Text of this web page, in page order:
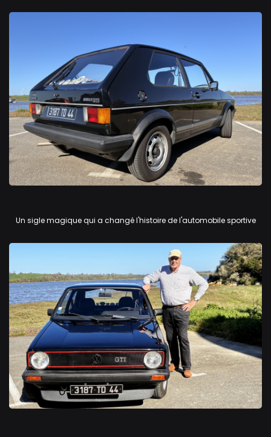
Un sigle magique qui a changé l'histoire de l'automobile sportive